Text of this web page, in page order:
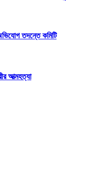
তদন্তে কমিটি
আত্মহত্যা